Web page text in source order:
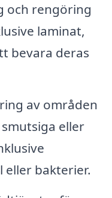
och rengöring
laminat,
bevara deras
av områden
eller
bakterier.